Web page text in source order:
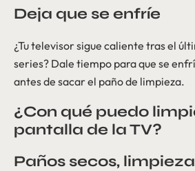
Deja que se enfríe
¿Tu televisor sigue caliente tras el
series? Dale tiempo para que se
antes de sacar el paño de limpieza.
¿Con qué puedo
pantalla de la TV?
Paños secos,